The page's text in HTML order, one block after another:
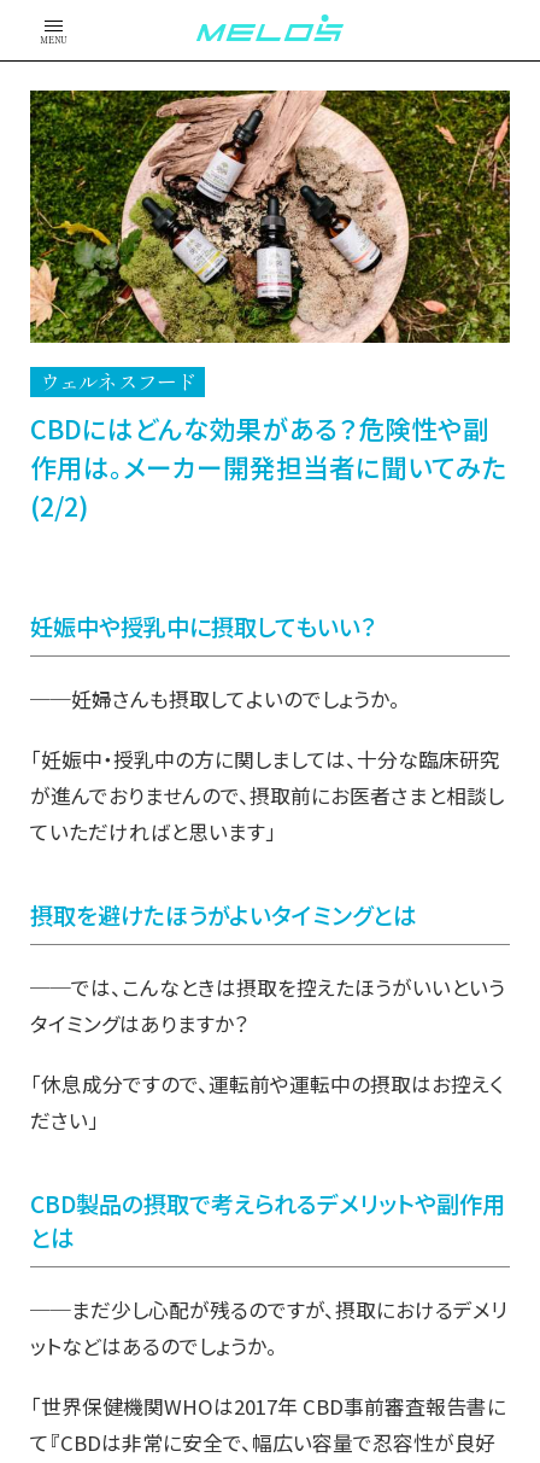
MENU
ウェルネスフード
CBDにはどんな効果がある？危険性や副
作用は。メーカー開発担当者に聞いてみた
(2/2)
妊娠中や授乳中に摂取してもいい？
──妊婦さんも摂取してよいのでしょうか。
「妊娠中・授乳中の方に関しましては、十分な臨床研究
が進んでおりませんので、摂取前にお医者さまと相談し
ていただければと思います」
摂取を避けたほうがよいタイミングとは
──では、こんなときは摂取を控えたほうがいいという
タイミングはありますか？
「休息成分ですので、運転前や運転中の摂取はお控えく
ださい」
CBD製品の摂取で考えられるデメリットや副作用
とは
──まだ少し心配が残るのですが、摂取におけるデメリ
ットなどはあるのでしょうか。
「世界保健機関WHOは2017年 CBD事前審査報告書に
て『CBDは非常に安全で、幅広い容量で忍容性が良好